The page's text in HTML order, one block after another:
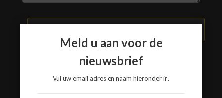
www.a3-advies.com
Meld u aan voor de
nieuwsbrief
Vul uw email adres en naam hieronder in.